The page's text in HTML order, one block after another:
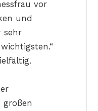
vor
und
sehr
großen